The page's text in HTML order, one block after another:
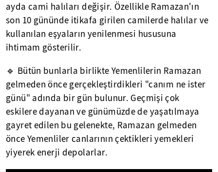
ayda cami halıları değişir. Özellikle Ramazan'ın
son 10 gününde itikafa girilen camilerde halılar ve
kullanılan eşyaların yenilenmesi hususuna
ihtimam gösterilir.
🔹 Bütün bunlarla birlikte Yemenlilerin Ramazan
gelmeden önce gerçekleştirdikleri "canım ne ister
günü" adında bir gün bulunur. Geçmişi çok
eskilere dayanan ve günümüzde de yaşatılmaya
gayret edilen bu gelenekte, Ramazan gelmeden
önce Yemenliler canlarının çektikleri yemekleri
yiyerek enerji depolarlar.